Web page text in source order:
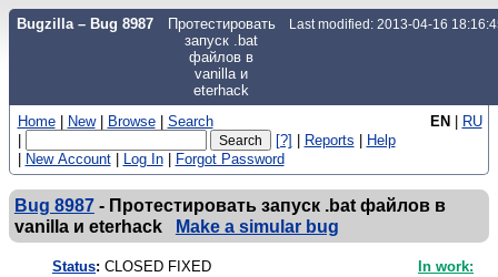
Bugzilla – Bug 8987
Протестировать
запуск .bat
файлов в
vanilla и
eterhack
Last modified: 2013-04-16
EN | RU
Home | New | Browse | Search
|
[?] | Reports | Help
| New Account | Log In | Forgot Password
Bug 8987 - Протестировать запуск .bat файлов в
vanilla и eterhack
Make a simular bug
Status: CLOSED FIXED
In work: